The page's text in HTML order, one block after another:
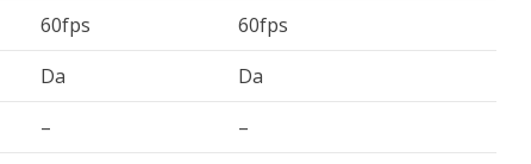
60fps
60fps
Da
Da
– –